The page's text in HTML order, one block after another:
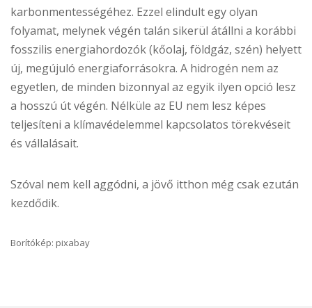
karbonmentességéhez. Ezzel elindult egy olyan
folyamat, melynek végén talán sikerül átállni a korábbi
fosszilis energiahordozók (kőolaj, földgáz, szén) helyett
új, megújuló energiaforrásokra. A hidrogén nem az
egyetlen, de minden bizonnyal az egyik ilyen opció lesz
a hosszú út végén. Nélküle az EU nem lesz képes
teljesíteni a klímavédelemmel kapcsolatos törekvéseit
és vállalásait.
Szóval nem kell aggódni, a jövő itthon még csak ezután
kezdődik.
Borítókép: pixabay